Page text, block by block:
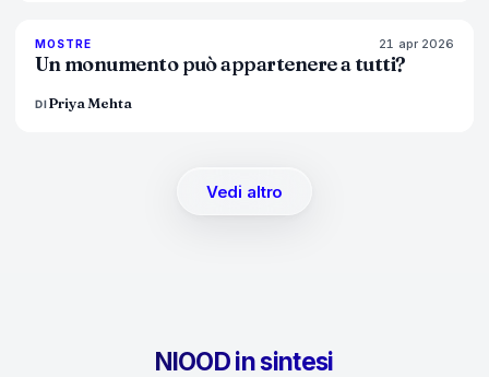
77% 45
MOSTRE 21 apr 2026
Un monumento può appartenere a tutti?
DIPriya Mehta
Vedi altro
NIOOD in sintesi